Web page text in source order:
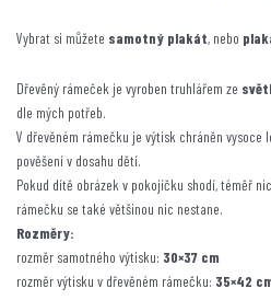
Vybrat si můžete samotný plakát, nebo
Dřevěný rámeček je vyroben truhlářem ze
dle mých potřeb.
V dřevěném rámečku je výtisk chráněn vysoce
pověšení v dosahu dětí.
Pokud dítě obrázek v pokojíčku shodí, téměř
rámečku se také většinou nic nestane.
Rozměry:
rozměr samotného výtisku: 30×37 cm
rozměr výtisku v dřevěném rámečku: 35×42